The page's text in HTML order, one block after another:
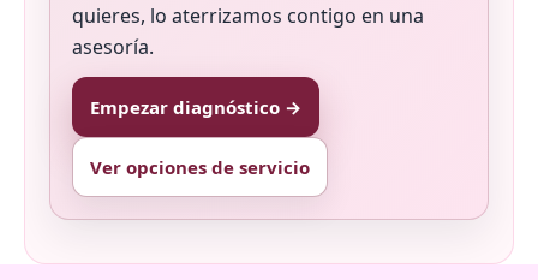
quieres, lo aterrizamos contigo en una
asesoría.
Empezar diagnóstico →
Ver opciones de servicio